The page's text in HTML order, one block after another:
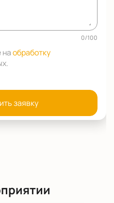
0/100
наобработку
.
заявку